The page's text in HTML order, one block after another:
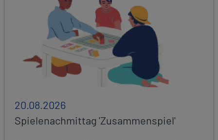
20.08.2026
Spielenachmittag 'Zusammenspiel'